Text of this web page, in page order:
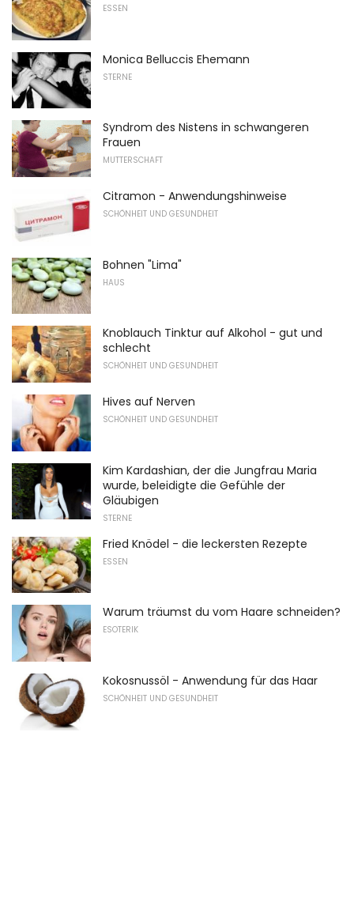
ESSEN
Monica Belluccis Ehemann
STERNE
Syndrom des Nistens in schwangeren
Frauen
MUTTERSCHAFT
Citramon - Anwendungshinweise
SCHÖNHEIT UND GESUNDHEIT
Bohnen "Lima"
HAUS
Knoblauch Tinktur auf Alkohol - gut und
schlecht
SCHÖNHEIT UND GESUNDHEIT
Hives auf Nerven
SCHÖNHEIT UND GESUNDHEIT
Kim Kardashian, der die Jungfrau Maria
wurde, beleidigte die Gefühle der
Gläubigen
STERNE
Fried Knödel - die leckersten Rezepte
ESSEN
Warum träumst du vom Haare schneiden?
ESOTERIK
Kokosnussöl - Anwendung für das Haar
SCHÖNHEIT UND GESUNDHEIT